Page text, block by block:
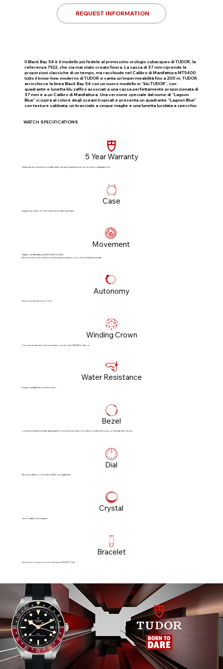
REQUEST INFORMATION
Il Black Bay 54 è il modello più fedele al primissimo orologio subacqueo di TUDOR, la
referenza 7922, che sia mai stato creato finora. La cassa di 37 mm riprende le
proporzioni classiche di un tempo, ma racchiude nel Calibro di Manifattura MT5400
tutto il know‑how moderno di TUDOR e vanta un’impermeabilità fino a 200 m. TUDOR
arricchisce la linea Black Bay 54 con un nuovo modello in “blu TUDOR”, con
quadrante e lunetta blu zaffiro associati a una cassa perfettamente proporzionata di
37 mm e a un Calibro di Manifattura. Una versione speciale dal nome di “Lagoon
Blue” si ispira al colore degli oceani tropicali e presenta un quadrante “Lagoon Blue”
con texture sabbiata, un bracciale a cinque maglie e una lunetta lucidata a specchio.
WATCH SPECIFICATIONS
5 Year Warranty
Garanzia di cinque anni, trasferibile, senza registrazione né revisioni obbligatorie​
Case
Cassa in acciaio, 37 mm, finitura lucida e satinata
Movement
Calibro di Manifattura MT5400 (COSC)
Movimento meccanico a carica automatica con rotore bidirezionale
Autonomy
Autonomia di circa 70 ore
Winding Crown
Corona di carica a vite in acciaio con la rosa TUDOR in rilievo
Water Resistance
Impermeabile fino a 200 metri
Bezel
Lunetta unidirezionale graduata 60 minuti in acciaio con disco in alluminio privo di scala dei minuti
Dial
Blu, bombato, con indici delle ore applicati
Crystal
Vetro zaffiro bombato
Bracelet
Cinturino in caucciù con chiusura TUDOR “T‑fit”